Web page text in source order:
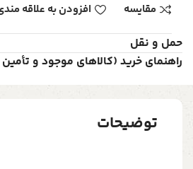
مقایسه افزودن به علاقه
حمل و نقل
راهنمای خرید (کالاهای موجود و تأمین
توضیحات